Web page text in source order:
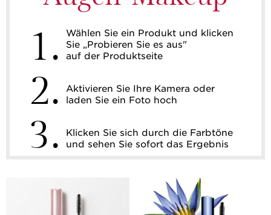
1.
Wählen Sie ein Produkt und klicken
Sie „Probieren Sie es aus"
auf der Produktseite
2.
Aktivieren Sie Ihre Kamera oder
laden Sie ein Foto hoch
3.
Klicken Sie sich durch die Farbtöne
und sehen Sie sofort das Ergebnis